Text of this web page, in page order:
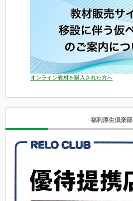
オンライン教材を購入された方へ
福利厚生倶楽部